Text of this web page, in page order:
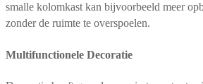
smalle kolomkast kan bijvoorbeeld meer
zonder de ruimte te overspoelen.
Multifunctionele Decoratie